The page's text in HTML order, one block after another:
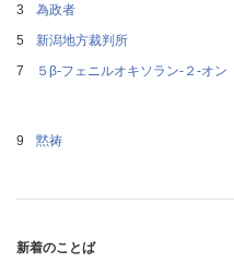
為政者
新潟地方裁判所
５β‐フェニルオキソラン‐２‐オン
黙祷
新着のことば